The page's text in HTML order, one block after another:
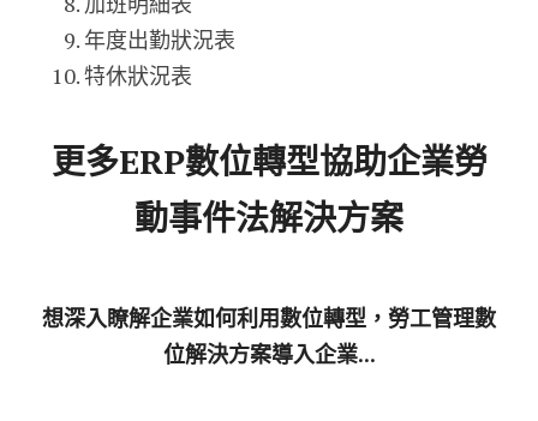
年度出勤狀況表
特休狀況表
更多ERP數位轉型協助企業勞
動事件法解決方案
想深入瞭解企業如何利用數位轉型，勞工管理數
位解決方案導入企業...